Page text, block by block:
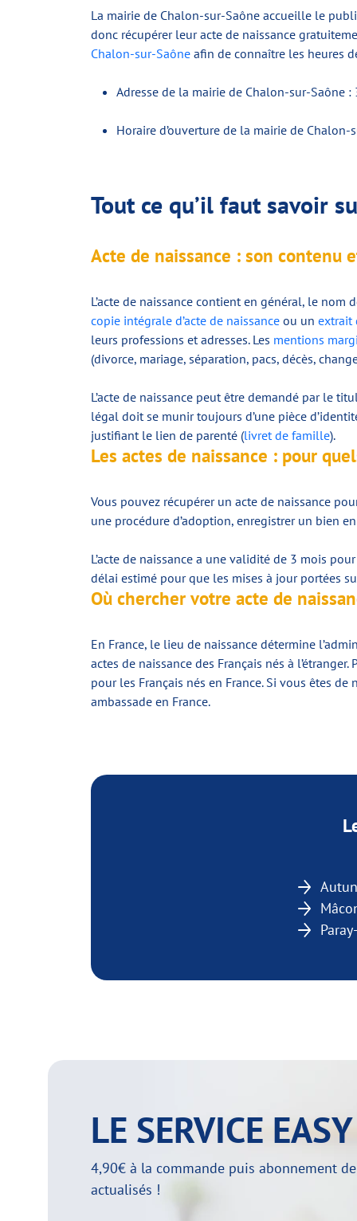
La mairie de Chalon-sur-Saône accueille le
donc récupérer leur acte de naissance
Chalon-sur-Saône afin de connaître les heures
Adresse de la mairie de Chalon-sur-Saône
Horaire d’ouverture de la mairie de
Tout ce qu’il faut savoir
Acte de naissance : son contenu
L’acte de naissance contient en général, le
copie intégrale d’acte de naissance ou un extrait
leurs professions et adresses. Les mentions
(divorce, mariage, séparation, pacs, décès,
L’acte de naissance peut être demandé par le
légal doit se munir toujours d’une pièce
justifiant le lien de parenté (livret de famille).
Les actes de naissance : pour
Vous pouvez récupérer un acte de naissance
une procédure d’adoption, enregistrer un bien
L’acte de naissance a une validité de 3 mois
délai estimé pour que les mises à jour portées
Où chercher votre acte de
En France, le lieu de naissance détermine
actes de naissance des Français nés à
pour les Français nés en France. Si vous êtes
ambassade en France.
Autun
LE SERVICE
4,90€ à la commande puis abonnement
actualisés !